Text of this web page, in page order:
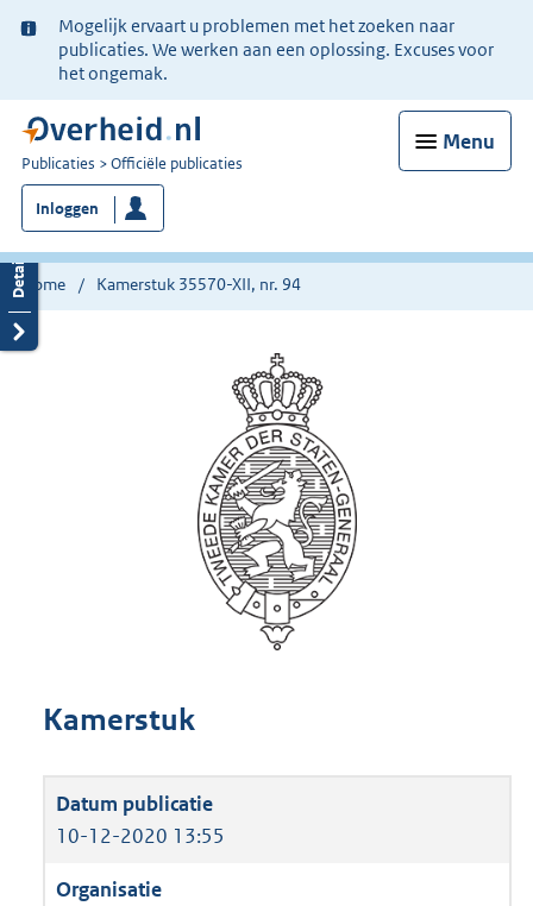
Ter
informatie:
Mogelijk ervaart u problemen met het zoeken naar
publicaties. We werken aan een oplossing. Excuses voor
het ongemak.
Menu
U
bent
nu
hier:
Publicaties Officiële publicaties
Inloggen
Home Kamerstuk 35570-XII, nr. 94
Kamerstuk
10-12-2020 13:55